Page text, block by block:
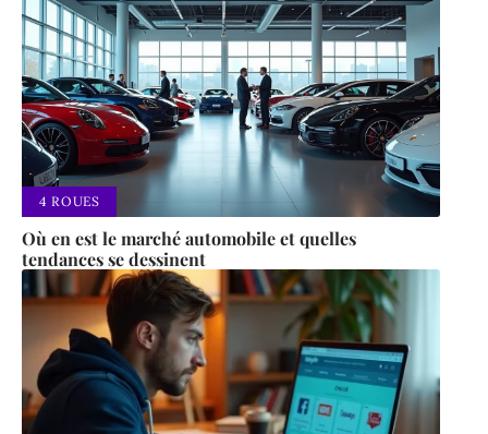
4 ROUES
Où en est le marché automobile et quelles
tendances se dessinent